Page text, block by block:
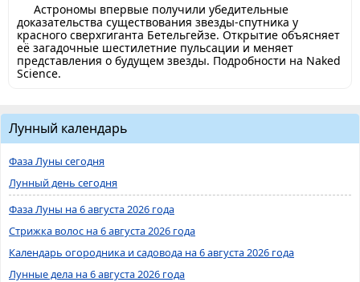
Астрономы впервые получили убедительные
доказательства существования звезды-спутника у
красного сверхгиганта Бетельгейзе. Открытие объясняет
её загадочные шестилетние пульсации и меняет
представления о будущем звезды. Подробности на Naked
Science.
Лунный календарь
Фаза Луны сегодня
Лунный день сегодня
Фаза Луны на 6 августа 2026 года
Стрижка волос на 6 августа 2026 года
Календарь огородника и садовода на 6 августа 2026 года
Лунные дела на 6 августа 2026 года